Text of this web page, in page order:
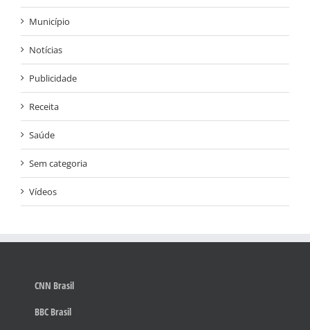
Município
Notícias
Publicidade
Receita
Saúde
Sem categoria
Vídeos
CNN Brasil
BBC Brasil